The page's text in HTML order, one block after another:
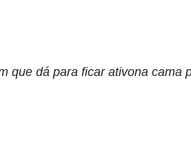
que dá para ficar ativona cama